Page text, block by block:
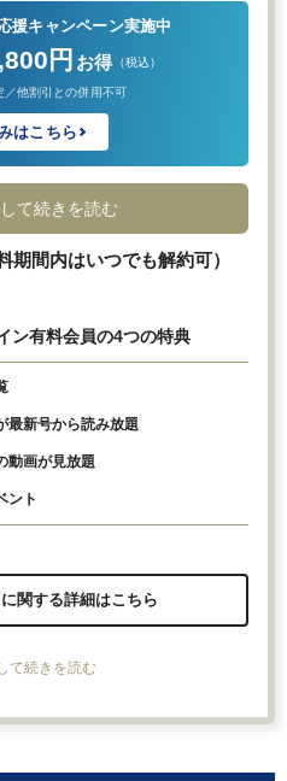
援キャンペーン実施中
円 お得 （税込）
他割引との併用不可
はこちら
て続きを読む
期間内はいつでも解約可）
ン有料会員の4つの特典
最新号から読み放題
動画が見放題
ント
関する詳細はこちら
て続きを読む